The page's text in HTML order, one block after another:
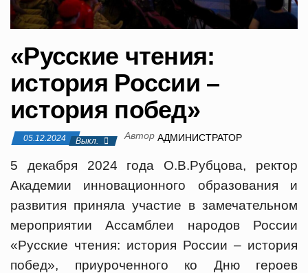
и
ю
«Русские чтения:
история России –
история побед»
05.12.2024 Выкл. Автор АДМИНИСТРАТОР
5 декабря 2024 года О.В.Рубцова, ректор
Академии инновационного образования и
развития приняла участие в замечательном
мероприятии Ассамблеи народов России
«Русские чтения: история России – история
побед», приуроченного ко Дню героев